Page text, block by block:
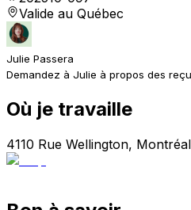
Valide au Québec
Julie Passera
Demandez à Julie à propos des
Où je travaille
4110 Rue Wellington,